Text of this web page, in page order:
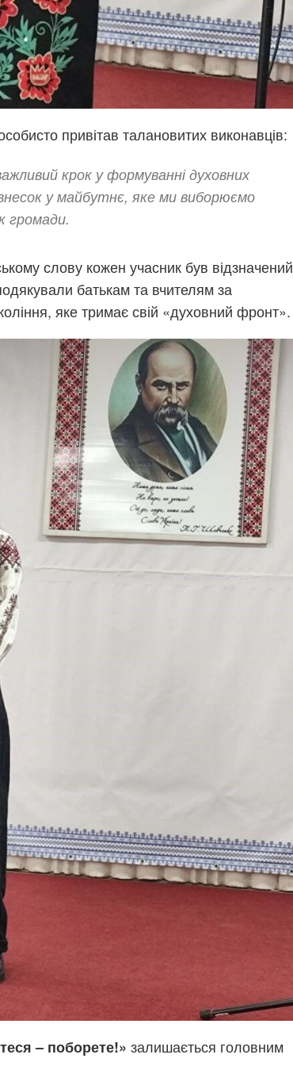
привітав талановитих виконавців:
крок у формуванні духовних
у майбутнє, яке ми виборюємо
громади.
слову кожен учасник був відзначений
батькам та вчителям за
яке тримає свій «духовний фронт».
– поборете!» залишається головним